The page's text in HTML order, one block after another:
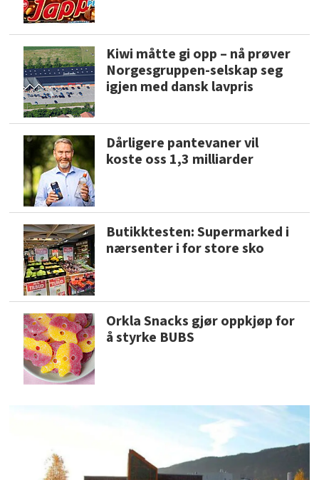
Kiwi måtte gi opp – nå prøver
Norgesgruppen-selskap seg
igjen med dansk lavpris
Dårligere pantevaner vil
koste oss 1,3 milliarder
Butikktesten: Supermarked i
nærsenter i for store sko
Orkla Snacks gjør oppkjøp for
å styrke BUBS